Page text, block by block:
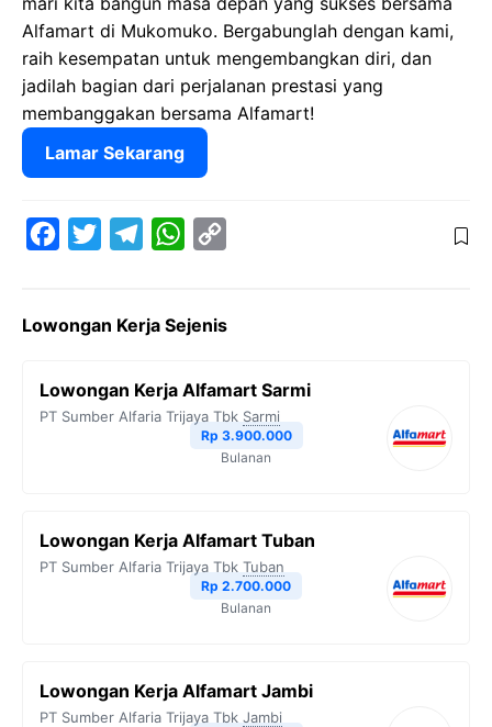
Alfamart di Mukomuko. Bergabunglah dengan kami,
raih kesempatan untuk mengembangkan diri, dan
jadilah bagian dari perjalanan prestasi yang
membanggakan bersama Alfamart!
Lamar Sekarang
e
o
t
e
e
r
W
t
A
p
y
i
n
k
Lowongan Kerja Sejenis
Lowongan Kerja Alfamart Sarmi
PT Sumber Alfaria Trijaya Tbk Sarmi
Rp 3.900.000
Bulanan
Lowongan Kerja Alfamart Tuban
PT Sumber Alfaria Trijaya Tbk Tuban
Rp 2.700.000
Bulanan
Lowongan Kerja Alfamart Jambi
PT Sumber Alfaria Trijaya Tbk Jambi